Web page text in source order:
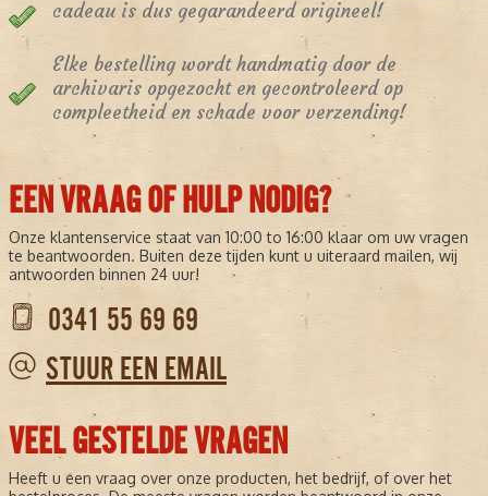
cadeau is dus gegarandeerd origineel!
Elke bestelling wordt handmatig door de
archivaris opgezocht en gecontroleerd op
compleetheid en schade voor verzending!
EEN VRAAG OF HULP NODIG?
Onze klantenservice staat van 10:00 to 16:00 klaar om uw vragen
te beantwoorden. Buiten deze tijden kunt u uiteraard mailen, wij
antwoorden binnen 24 uur!
0341 55 69 69
STUUR EEN EMAIL
VEEL GESTELDE VRAGEN
Heeft u een vraag over onze producten, het bedrijf, of over het